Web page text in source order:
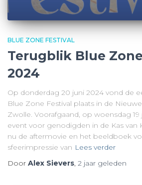
BLUE ZONE FESTIVAL
Terugblik Blue
2024
Op donderdag 20 juni 2024 vond de
Blue Zone Festival plaats in de
Zwolle. Voorafgaand, op woensdag
event voor genodigden in de Kas van
nu de aftermovie en het beeldboek
sfeerimpressie van Lees verder
Door Alex Sievers, 2 jaar geleden